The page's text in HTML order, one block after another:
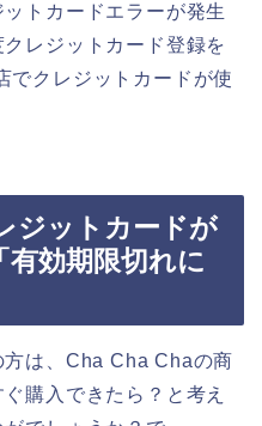
トカードエラーが発生
レジットカード登録を
でクレジットカードが使
ジットカードが
効期限切れに
は、Cha Cha Chaの商
購入できたら？と考え